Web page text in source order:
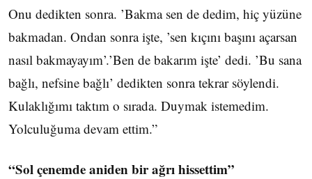
Onu dedikten sonra. ’Bakma sen de dedim, hiç yüzüne
bakmadan. Ondan sonra işte, ’sen kıçını başını açarsan
nasıl bakmayayım’.’Ben de bakarım işte’ dedi. ’Bu sana
bağlı, nefsine bağlı’ dedikten sonra tekrar söylendi.
Kulaklığımı taktım o sırada. Duymak istemedim.
Yolculuğuma devam ettim.”
“Sol çenemde aniden bir ağrı hissettim”